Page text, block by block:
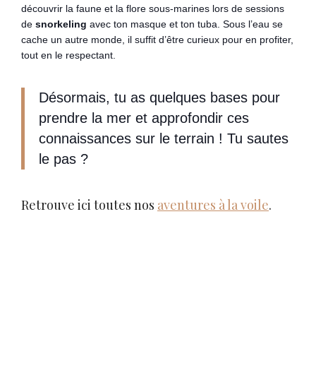
découvrir la faune et la flore sous-marines lors de sessions
de snorkeling avec ton masque et ton tuba. Sous l’eau se
cache un autre monde, il suffit d’être curieux pour en profiter,
tout en le respectant.
Désormais, tu as quelques bases pour
prendre la mer et approfondir ces
connaissances sur le terrain ! Tu sautes
le pas ?
Retrouve ici toutes nos aventures à la voile.